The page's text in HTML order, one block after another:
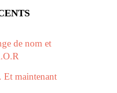
de nom et
Et maintenant